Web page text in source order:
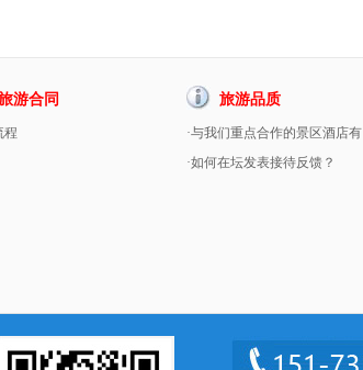
游合同
程
旅游品质
·与我们重点合作的景区酒店有
·如何在坛发表接待反馈？